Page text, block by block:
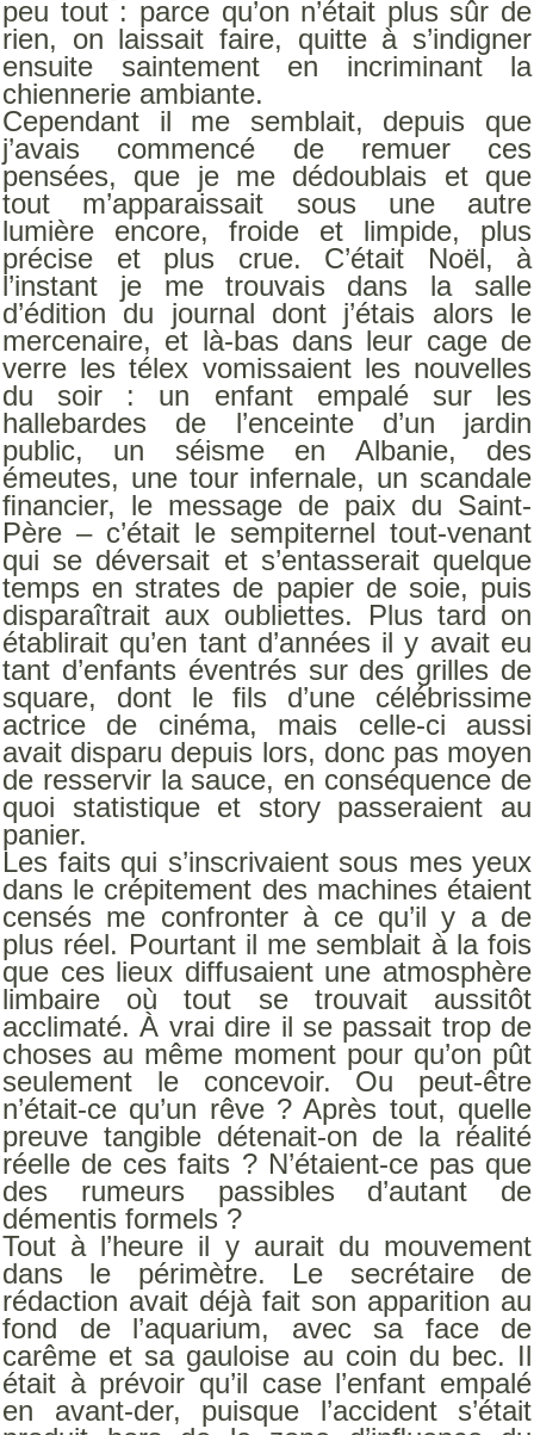
peu tout : parce qu’on n’était plus sûr de
rien, on laissait faire, quitte à s’indigner
ensuite saintement en incriminant la
chiennerie ambiante.
Cependant il me semblait, depuis que
j’avais commencé de remuer ces
pensées, que je me dédoublais et que
tout m’apparaissait sous une autre
lumière encore, froide et limpide, plus
précise et plus crue. C’était Noël, à
l’instant je me trouvais dans la salle
d’édition du journal dont j’étais alors le
mercenaire, et là-bas dans leur cage de
verre les télex vomissaient les nouvelles
du soir : un enfant empalé sur les
hallebardes de l’enceinte d’un jardin
public, un séisme en Albanie, des
émeutes, une tour infernale, un scandale
ﬁnancier, le message de paix du Saint-
Père – c’était le sempiternel tout-venant
qui se déversait et s’entasserait quelque
temps en strates de papier de soie, puis
disparaîtrait aux oubliettes. Plus tard on
établirait qu’en tant d’années il y avait eu
tant d’enfants éventrés sur des grilles de
square, dont le ﬁls d’une célébrissime
actrice de cinéma, mais celle-ci aussi
avait disparu depuis lors, donc pas moyen
de resservir la sauce, en conséquence de
quoi statistique et story passeraient au
panier.
Les faits qui s’inscrivaient sous mes yeux
dans le crépitement des machines étaient
censés me confronter à ce qu’il y a de
plus réel. Pourtant il me semblait à la fois
que ces lieux diffusaient une atmosphère
limbaire où tout se trouvait aussitôt
acclimaté. À vrai dire il se passait trop de
choses au même moment pour qu’on pût
seulement le concevoir. Ou peut-être
n’était-ce qu’un rêve ? Après tout, quelle
preuve tangible détenait-on de la réalité
réelle de ces faits ? N’étaient-ce pas que
des rumeurs passibles d’autant de
démentis formels ?
Tout à l’heure il y aurait du mouvement
dans le périmètre. Le secrétaire de
rédaction avait déjà fait son apparition au
fond de l’aquarium, avec sa face de
carême et sa gauloise au coin du bec. Il
était à prévoir qu’il case l’enfant empalé
en avant-der, puisque l’accident s’était